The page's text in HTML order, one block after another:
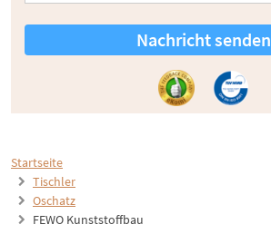
Startseite
Tischler
Oschatz
FEWO Kunststoffbau
Nachricht senden